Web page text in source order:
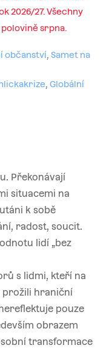
2026/27. Všechny
srpna.
občanství, Samet na
, Globální
Překonávají
situacemi na
k sobě
radost, soucit.
lidí „bez
s lidmi, kteří na
prožili hraniční
pouze
obrazem
transformace